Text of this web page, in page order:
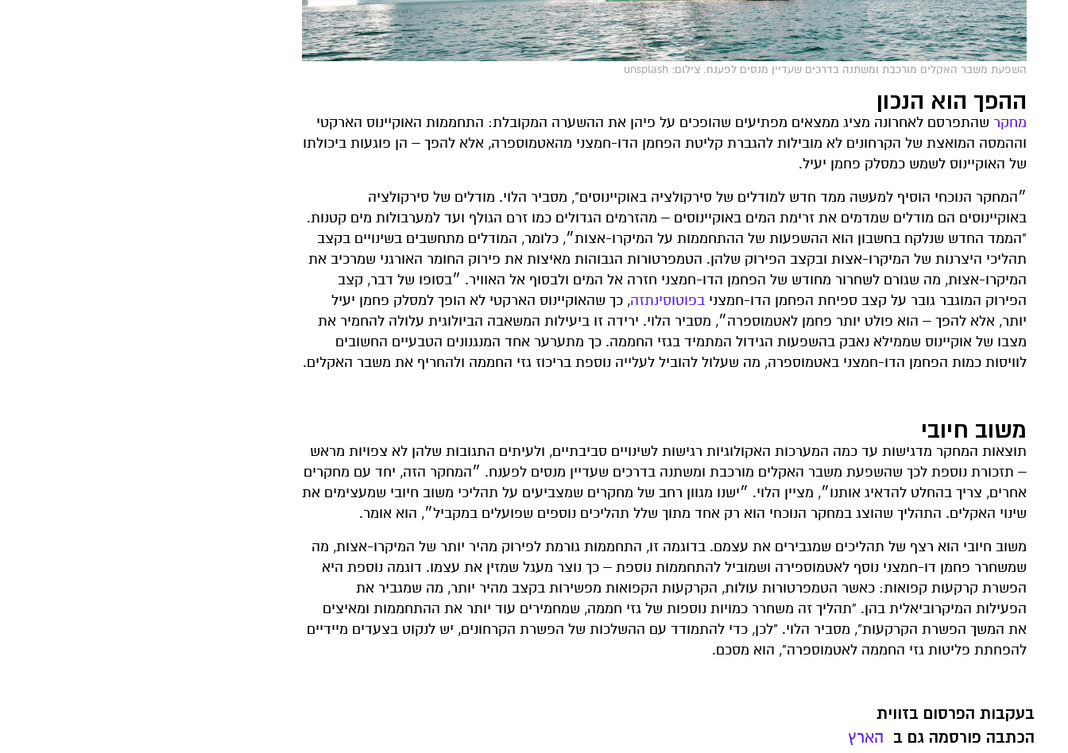
השפעת משבר האקלים מורכבת ומשתנה בדרכים שעדיין מנסים לפענח. צילום: unsplash
ההפך הוא הנכון
מחקר שהתפרסם לאחרונה מציג ממצאים מפתיעים שהופכים על פיהן את ההשערה המקובלת: התחממות האוקיינוס הארקטי
וההמסה המואצת של הקרחונים לא מובילות להגברת קליטת הפחמן הדו-חמצני מהאטמוספרה, אלא להפך – הן פוגעות ביכולתו
של האוקיינוס לשמש כמסלק פחמן יעיל.
״המחקר הנוכחי הוסיף למעשה ממד חדש למודלים של סירקולציה באוקיינוסים", מסביר הלוי. מודלים של סירקולציה
באוקיינוסים הם מודלים שמדמים את זרימת המים באוקיינוסים – מהזרמים הגדולים כמו זרם הגולף ועד למערבולות מים קטנות.
"הממד החדש שנלקח בחשבון הוא ההשפעות של ההתחממות על המיקרו-אצות״, כלומר, המודלים מתחשבים בשינויים בקצב
תהליכי היצרנות של המיקרו-אצות ובקצב הפירוק שלהן. הטמפרטורות הגבוהות מאיצות את פירוק החומר האורגני שמרכיב את
המיקרו-אצות, מה שגורם לשחרור מחודש של הפחמן הדו-חמצני חזרה אל המים ולבסוף אל האוויר. ״בסופו של דבר, קצב
הפירוק המוגבר גובר על קצב ספיחת הפחמן הדו-חמצני בפוטוסינתזה, כך שהאוקיינוס הארקטי לא הופך למסלק פחמן יעיל
יותר, אלא להפך – הוא פולט יותר פחמן לאטמוספרה״, מסביר הלוי. ירידה זו ביעילות המשאבה הביולוגית עלולה להחמיר את
מצבו של אוקיינוס שממילא נאבק בהשפעות הגידול המתמיד בגזי החממה. כך מתערער אחד המנגנונים הטבעיים החשובים
לוויסות כמות הפחמן הדו-חמצני באטמוספרה, מה שעלול להוביל לעלייה נוספת בריכוז גזי החממה ולהחריף את משבר האקלים.
משוב חיובי
תוצאות המחקר מדגישות עד כמה המערכות האקולוגיות רגישות לשינויים סביבתיים, ולעיתים התגובות שלהן לא צפויות מראש
– תזכורת נוספת לכך שהשפעת משבר האקלים מורכבת ומשתנה בדרכים שעדיין מנסים לפענח. ״המחקר הזה, יחד עם מחקרים
אחרים, צריך בהחלט להדאיג אותנו״, מציין הלוי. ״ישנו מגוון רחב של מחקרים שמצביעים על תהליכי משוב חיובי שמעצימים את
שינוי האקלים. התהליך שהוצג במחקר הנוכחי הוא רק אחד מתוך שלל תהליכים נוספים שפועלים במקביל״, הוא אומר.
משוב חיובי הוא רצף של תהליכים שמגבירים את עצמם. בדוגמה זו, התחממות גורמת לפירוק מהיר יותר של המיקרו-אצות, מה
שמשחרר פחמן דו-חמצני נוסף לאטמוספירה ושמוביל להתחממות נוספת – כך נוצר מעגל שמזין את עצמו. דוגמה נוספת היא
הפשרת קרקעות קפואות: כאשר הטמפרטורות עולות, הקרקעות הקפואות מפשירות בקצב מהיר יותר, מה שמגביר את
הפעילות המיקרוביאלית בהן. "תהליך זה משחרר כמויות נוספות של גזי חממה, שמחמירים עוד יותר את ההתחממות ומאיצים
את המשך הפשרת הקרקעות", מסביר הלוי. "לכן, כדי להתמודד עם ההשלכות של הפשרת הקרחונים, יש לנקוט בצעדים מיידיים
להפחתת פליטות גזי החממה לאטמוספרה", הוא מסכם.
בעקבות הפרסום בזווית
הכתבה פורסמה גם ב הארץ